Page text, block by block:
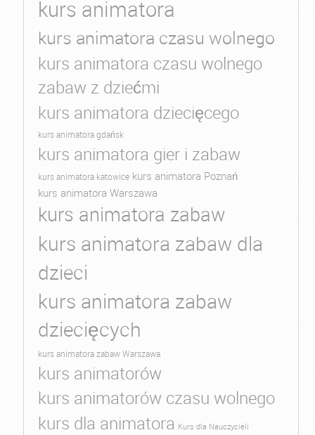
kurs animatora
kurs animatora czasu wolnego
kurs animatora czasu wolnego
zabaw z dziećmi
kurs animatora dziecięcego
kurs animatora gdańsk
kurs animatora gier i zabaw
kurs animatora katowice kurs animatora Poznań
kurs animatora Warszawa
kurs animatora zabaw
kurs animatora zabaw dla
dzieci
kurs animatora zabaw
dziecięcych
kurs animatora zabaw Warszawa
kurs animatorów
kurs animatorów czasu wolnego
kurs dla animatora Kurs dla Nauczycieli